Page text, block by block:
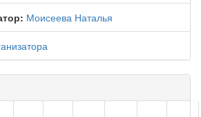
Моисеева Наталья